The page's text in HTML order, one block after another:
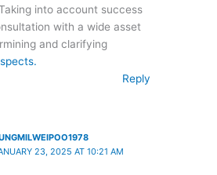
into account success
with a wide asset
and clarifying
Reply
23, 2025 AT 10:21 AM